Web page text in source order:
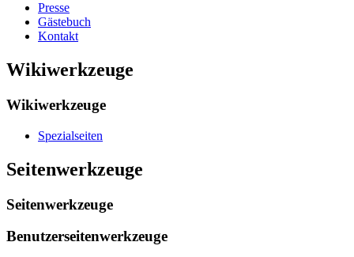
Presse
Gästebuch
Kontakt
Wikiwerkzeuge
Wikiwerkzeuge
Spezialseiten
Seitenwerkzeuge
Seitenwerkzeuge
Benutzerseitenwerkzeuge